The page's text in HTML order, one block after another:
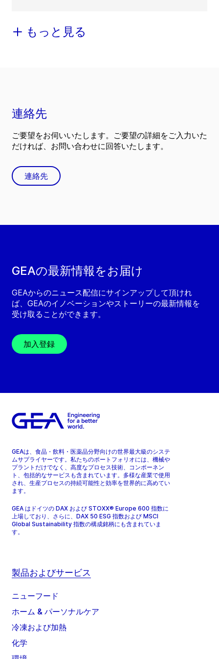
もっと見る
GEAの最新情報をお届け
GEAからのニュース配信にサインアップして頂けれ
ば、GEAのイノベーションやストーリーの最新情報を
受け取ることができます。
加入登録
連絡先
ご要望をお伺いいたします。ご要望の詳細をご入力いた
だければ、お問い合わせに回答いたします。
連絡先
GEAは、食品・飲料・医薬品分野向けの世界最大級のシステ
ムサプライヤーです。私たちのポートフォリオには、機械や
プラントだけでなく、高度なプロセス技術、コンポーネン
ト、包括的なサービスも含まれています。多様な産業で使用
され、生産プロセスの持続可能性と効率を世界的に高めてい
ます。
GEA はドイツの DAX および STOXX® Europe 600 指数に
上場しており、さらに、DAX 50 ESG 指数および MSCI
Global Sustainability 指数の構成銘柄にも含まれていま
す。
製品およびサービス
ニューフード
ホーム & パーソナルケア
冷凍および加熱
化学